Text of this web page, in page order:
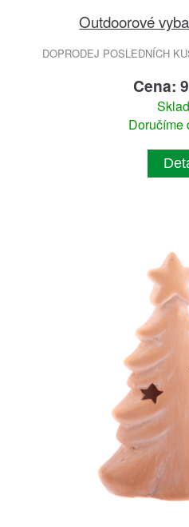
Outdoorové
DOPRODEJ POSLEDNÍCH
Cena:
Doručíme